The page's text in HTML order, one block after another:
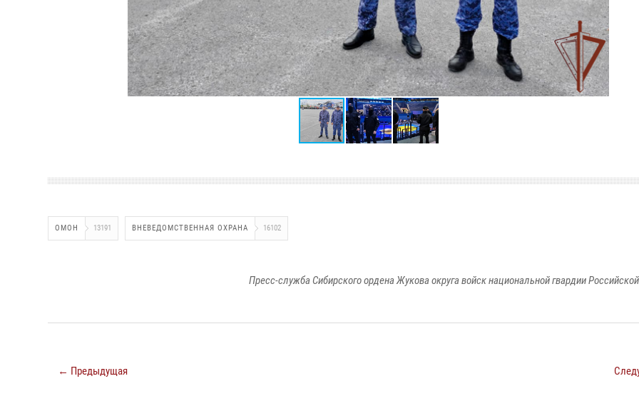
ОМОН 13191 ВНЕВЕДОМСТВЕННАЯ ОХРАНА 16102
Пресс-служба Сибирского ордена Жукова округа войск национальной гвардии
← Предыдущая